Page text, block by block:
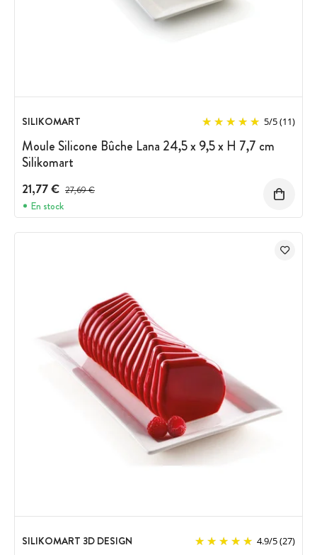
SILIKOMART 5/5(11)
Moule Silicone Bûche Lana 24,5 x 9,5 x H 7,7 cm
Silikomart
21,77 € Prix avant réduction :
27,69 €
En stock
SILIKOMART 3D DESIGN 4.9/5(27)